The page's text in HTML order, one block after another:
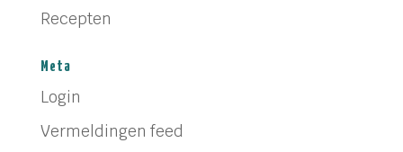
Recepten
Meta
Login
Vermeldingen feed